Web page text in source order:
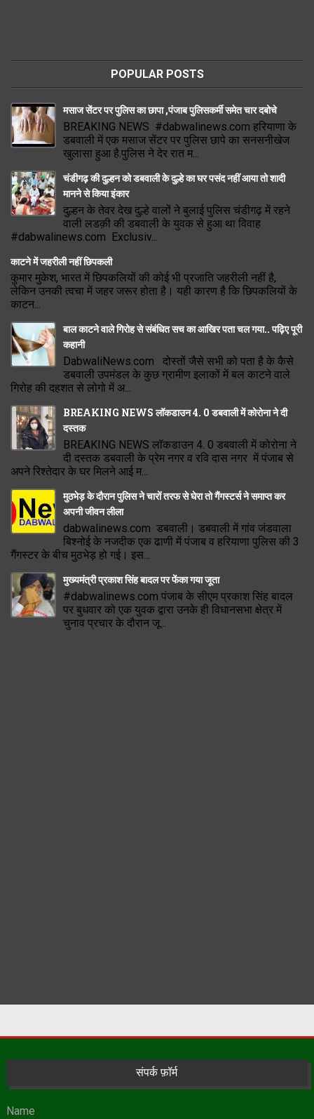
POPULAR POSTS
मसाज सेंटर पर पुलिस का छापा ,पंजाब पुलिसकर्मी समेत चार दबोचे
BREAKING NEWS #dabwalinews.com हरियाणा के
डबवाली में एक मसाज सेंटर पर पुलिस छापे का सनसनीखेज
खुलासा हुआ है.पुलिस ने देर रात म...
चंडीगढ़ की दुल्हन को डबवाली के दुल्हे का घर पसंद नहीं आया तो शादी
मानने से किया इंकार
दुल्हन के तेवर देख दुल्हे वालों ने बुलाई पुलिस चंडीगढ़ में रहने
वाली लडक़ी की डबवाली के युवक से हुआ था विवाह
#dabwalinews.com Exclusiv...
काटने में जहरीली नहीं छिपकली
कुमार मुकेश, भारत में छिपकलियों की कोई भी प्रजाति जहरीली नहीं है,
लेकिन उनकी त्वचा में जहर जरूर होता है। यही कारण है कि छिपकलियों के
काटन...
बाल काटने वाले गिरोह से संबंधित सच का आखिर पता चल गया.. पढ़िए पूरी
कहानी
DabwaliNews.com दोस्तों जैसे सभी को पता है के कैसे
डबवाली उपमंडल के कुछ ग्रामीण इलाकों में बल काटने वाले
गिरोह की दहशत से लोगो में अ...
BREAKING NEWS लॉकडाउन 4. 0 डबवाली में कोरोना ने दी
दस्तक
BREAKING NEWS लॉकडाउन 4. 0 डबवाली में कोरोना ने
दी दस्तक डबवाली के प्रेम नगर व रवि दास नगर में पंजाब से
अपने रिश्तेदार के घर मिलने आई म...
मुठभेड़ के दौरान पुलिस ने चारों तरफ से घेरा तो गैंगस्टर्स ने समाप्त कर
अपनी जीवन लीला
dabwalinews.com डबवाली। डबवाली में गांव जंडवाला
बिश्नोई के नजदीक एक ढाणी में पंजाब व हरियाणा पुलिस की 3
गैंगस्टर के बीच मुठभेड़ हो गई। इस...
मुख्यमंत्री प्रकाश सिंह बादल पर फेंका गया जूता
#dabwalinews.com पंजाब के सीएम प्रकाश सिंह बादल
पर बुधवार को एक युवक द्वारा उनके ही विधानसभा क्षेत्र में
चुनाव प्रचार के दौरान जू...
संपर्क फ़ॉर्म
Name